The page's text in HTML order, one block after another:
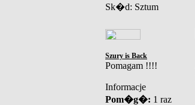
Sk�d: Sztum
Szury is Back
Pomagam !!!!
Informacje
Pom�g�: 1 raz